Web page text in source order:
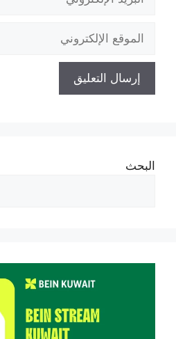
الإلكتروني
الموقع
الإلكتروني
البحث